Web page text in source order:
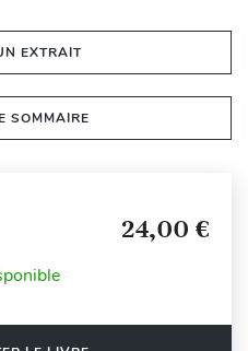
EXTRAIT
SOMMAIRE
24,00 €